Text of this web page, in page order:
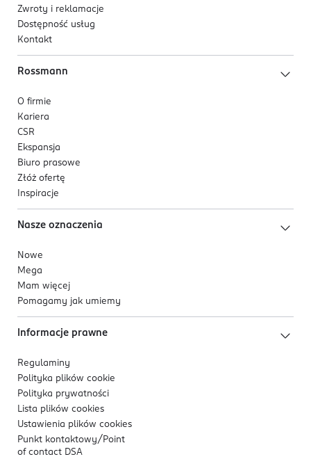
Zwroty i reklamacje
Dostępność usług
Kontakt
Rossmann
O firmie
Kariera
CSR
Ekspansja
Biuro prasowe
Złóż ofertę
Inspiracje
Nasze oznaczenia
Nowe
Mega
Mam więcej
Pomagamy jak umiemy
Informacje prawne
Regulaminy
Polityka plików cookie
Polityka prywatności
Lista plików cookies
Ustawienia plików cookies
Punkt kontaktowy/ Point
of contact DSA